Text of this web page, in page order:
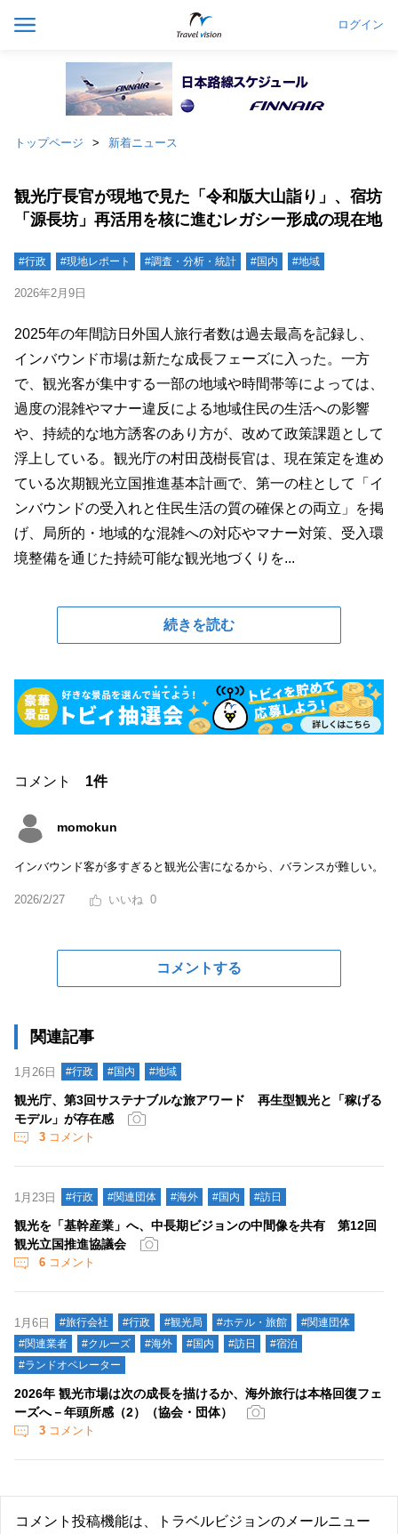
ログイン
トップページ 新着ニュース
観光庁長官が現地で見た「令和版大山詣り」、宿坊
「源長坊」再活用を核に進むレガシー形成の現在地
#行政 #現地レポート #調査・分析・統計 #国内 #地域
2026年2月9日
2025年の年間訪日外国人旅行者数は過去最高を記録し、
インバウンド市場は新たな成長フェーズに入った。一方
で、観光客が集中する一部の地域や時間帯等によっては、
過度の混雑やマナー違反による地域住民の生活への影響
や、持続的な地方誘客のあり方が、改めて政策課題として
浮上している。観光庁の村田茂樹長官は、現在策定を進め
ている次期観光立国推進基本計画で、第一の柱として「イ
ンバウンドの受入れと住民生活の質の確保との両立」を掲
げ、局所的・地域的な混雑への対応やマナー対策、受入環
境整備を通じた持続可能な観光地づくりを...
続きを読む
コメント 1件
momokun
インバウンド客が多すぎると観光公害になるから、バランスが難しい。
2026/2/27 0
コメントする
関連記事
1月26日 #行政 #国内 #地域
観光庁、第3回サステナブルな旅アワード 再生型観光と「稼げる
モデル」が存在感
3 コメント
1月23日 #行政 #関連団体 #海外 #国内 #訪日
観光を「基幹産業」へ、中長期ビジョンの中間像を共有 第12回
観光立国推進協議会
6 コメント
1月6日 #旅行会社 #行政 #観光局 #ホテル・旅館
#関連団体
#関連業者
#クルーズ #海外 #国内 #訪日
#宿泊
#ランドオペレーター
2026年 観光市場は次の成長を描けるか、海外旅行は本格回復フェ
ーズへ－年頭所感（2）（協会・団体）
3 コメント
コメント投稿機能は、トラベルビジョンのメールニュー